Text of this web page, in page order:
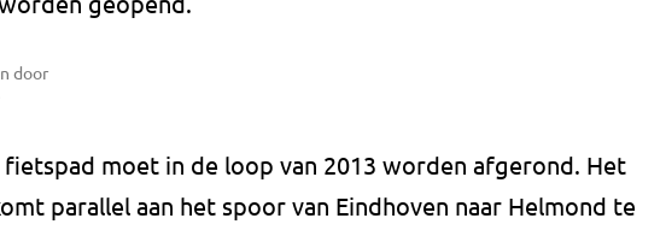
door
fietspad moet in de loop van 2013 worden afgerond. Het
parallel aan het spoor van Eindhoven naar Helmond te